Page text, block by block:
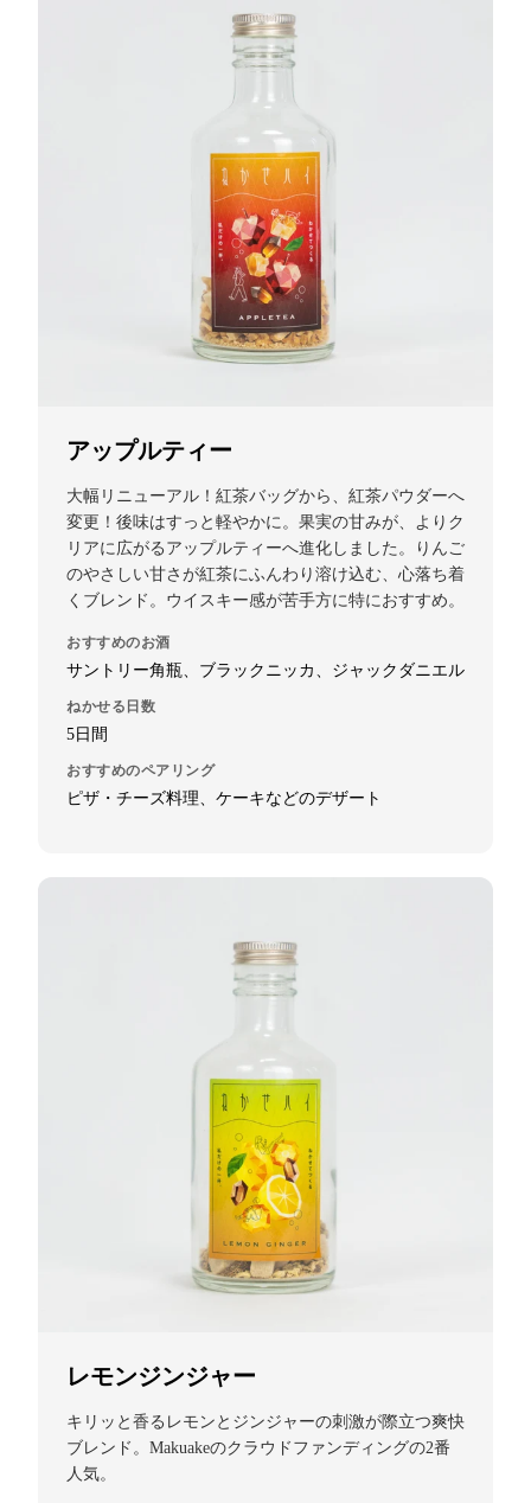
アップルティー
大幅リニューアル！紅茶バッグから、紅茶パウダーへ
変更！後味はすっと軽やかに。果実の甘みが、よりク
リアに広がるアップルティーへ進化しました。りんご
のやさしい甘さが紅茶にふんわり溶け込む、心落ち着
くブレンド。ウイスキー感が苦手方に特におすすめ。
おすすめのお酒
サントリー角瓶、ブラックニッカ、ジャックダニエル
ねかせる日数
5日間
おすすめのペアリング
ピザ・チーズ料理、ケーキなどのデザート
レモンジンジャー
キリッと香るレモンとジンジャーの刺激が際立つ爽快
ブレンド。Makuakeのクラウドファンディングの2番
人気。